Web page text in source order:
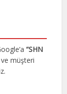
“SHN
ve müşteri